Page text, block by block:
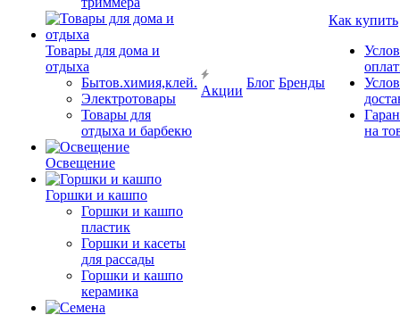
Товары для дома и
отдыха
Бытов.химия,клей.
Электротовары
Товары для
отдыха и барбекю
Освещение
Горшки и кашпо
Горшки и кашпо
пластик
Горшки и касеты
для рассады
Горшки и кашпо
керамика
Акции
Блог Бренды
Как купить
на